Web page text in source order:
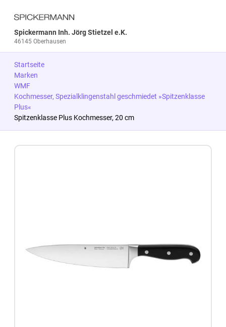
Spickermann Inh. Jörg Stietzel e.K.
46145 Oberhausen
Startseite
Marken
WMF
Kochmesser, Spezialklingenstahl geschmiedet »Spitzenklasse
Plus«
Spitzenklasse Plus Kochmesser, 20 cm